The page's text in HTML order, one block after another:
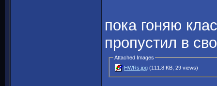
пока гоняю
пропустил в
Attached Images
HWRs.jpg (111.8 KB, 29 views)